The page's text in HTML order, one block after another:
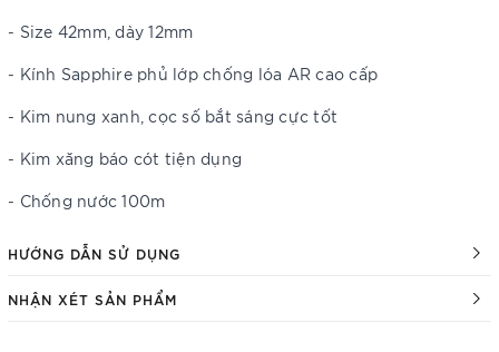
- Size 42mm, dày 12mm
- Kính Sapphire phủ lớp chống lóa AR cao cấp
- Kim nung xanh, cọc số bắt sáng cực tốt
- Kim xăng báo cót tiện dụng
- Chống nước 100m
HƯỚNG DẪN SỬ DỤNG
NHẬN XÉT SẢN PHẨM